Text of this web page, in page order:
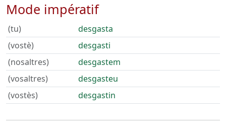
Mode impératif
(tu)
desgasta
(vostè)
desgasti
(nosaltres)
desgastem
(vosaltres)
desgasteu
(vostès)
desgastin